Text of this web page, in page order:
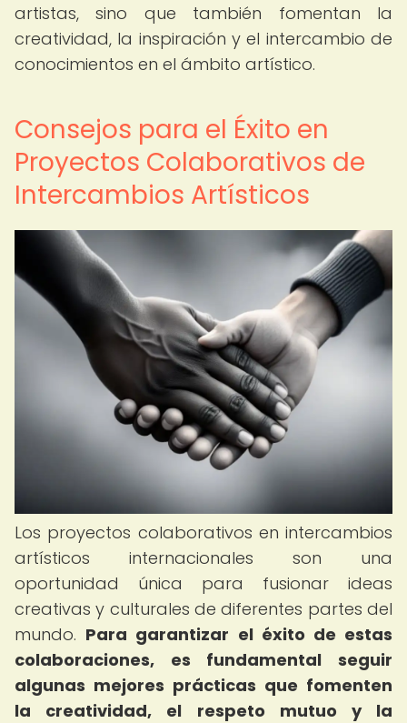
artistas, sino que también fomentan la
creatividad, la inspiración y el intercambio de
conocimientos en el ámbito artístico.
Consejos para el Éxito en
Proyectos Colaborativos de
Intercambios Artísticos
Los proyectos colaborativos en intercambios
artísticos internacionales son una
oportunidad única para fusionar ideas
creativas y culturales de diferentes partes del
mundo. Para garantizar el éxito de estas
colaboraciones, es fundamental seguir
algunas mejores prácticas que fomenten
la creatividad, el respeto mutuo y la